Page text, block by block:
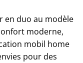
en duo au modèle
moderne,
mobil home
pour des